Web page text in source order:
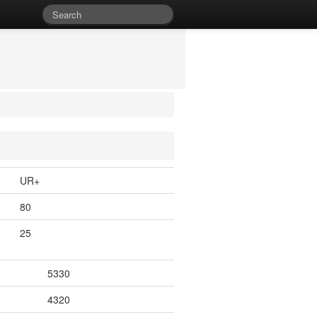
UR+
80
25
5330
4320